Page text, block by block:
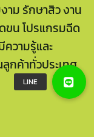
ม รักษาสิว งาน
ขน โปรแกรมฉีด
วามรู้และ
กค้าทั่วประเทศ